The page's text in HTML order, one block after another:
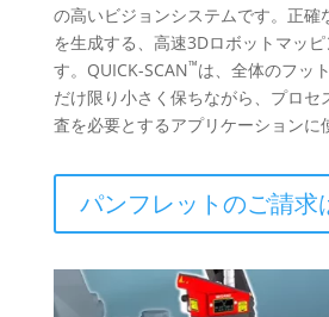
の高いビジョンシステムです。正確
を生成する、高速3Dロボットマッ
す。QUICK-SCAN™は、全体のフッ
だけ限り小さく保ちながら、プロセ
査を必要とするアプリケーションに
パンフレットのご請求